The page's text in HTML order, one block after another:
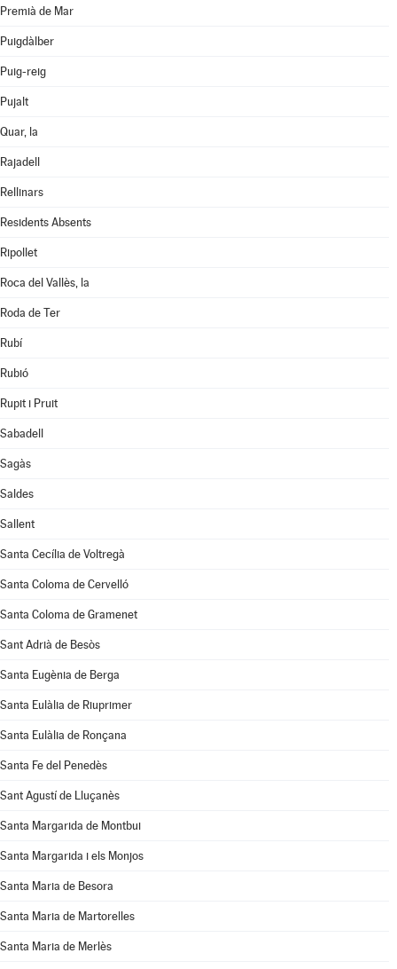
Premià de Mar
Puigdàlber
Puig-reig
Pujalt
Quar, la
Rajadell
Rellinars
Residents Absents
Ripollet
Roca del Vallès, la
Roda de Ter
Rubí
Rubió
Rupit i Pruit
Sabadell
Sagàs
Saldes
Sallent
Santa Cecília de Voltregà
Santa Coloma de Cervelló
Santa Coloma de Gramenet
Sant Adrià de Besòs
Santa Eugènia de Berga
Santa Eulàlia de Riuprimer
Santa Eulàlia de Ronçana
Santa Fe del Penedès
Sant Agustí de Lluçanès
Santa Margarida de Montbui
Santa Margarida i els Monjos
Santa Maria de Besora
Santa Maria de Martorelles
Santa Maria de Merlès